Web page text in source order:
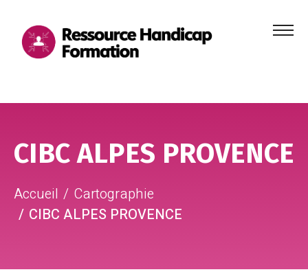
Menu
CIBC ALPES PROVENCE
Accueil
Cartographie
CIBC ALPES PROVENCE